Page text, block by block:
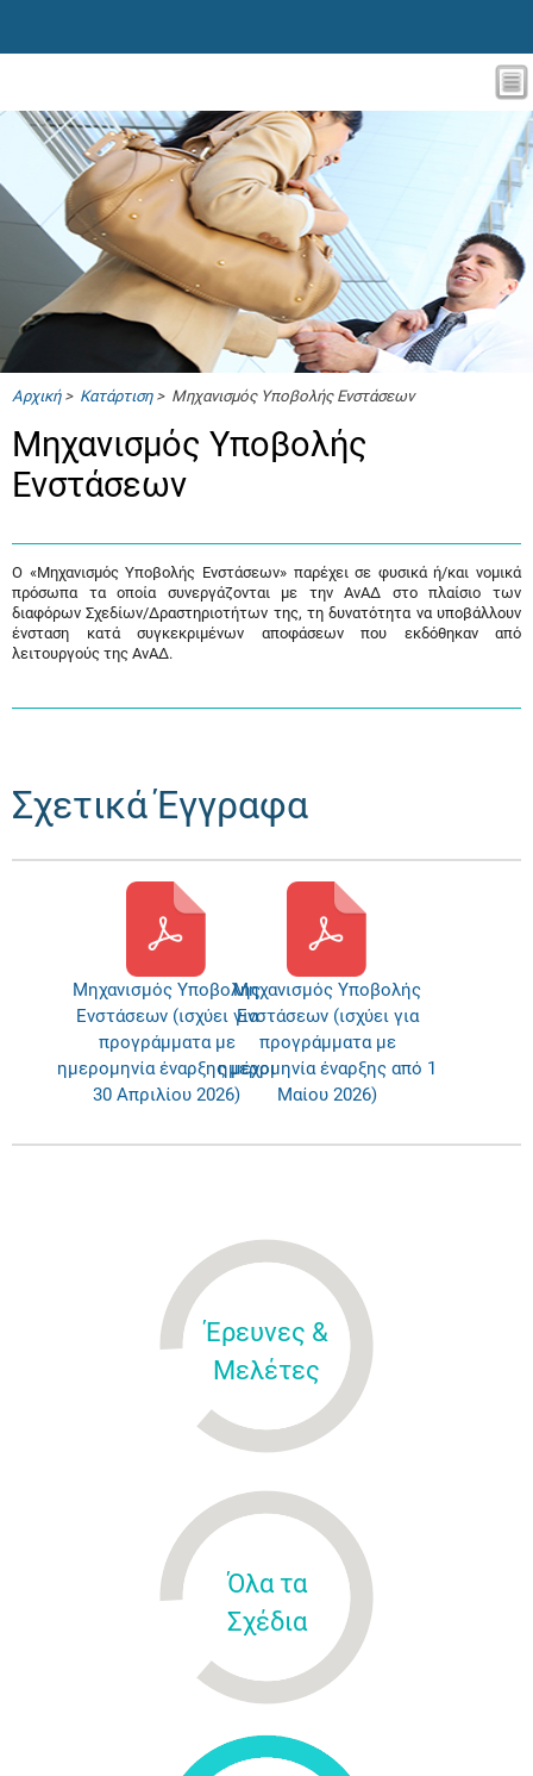
Αρχική> Κατάρτιση> Μηχανισμός Υποβολής Ενστάσεων
Μηχανισμός Υποβολής
Ενστάσεων
Ο «Μηχανισμός Υποβολής Ενστάσεων» παρέχει σε φυσικά ή/και νομικά
πρόσωπα τα οποία συνεργάζονται με την ΑνΑΔ στο πλαίσιο των
διαφόρων Σχεδίων/Δραστηριοτήτων της, τη δυνατότητα να υποβάλλουν
ένσταση κατά συγκεκριμένων αποφάσεων που εκδόθηκαν από
λειτουργούς της ΑνΑΔ.
Σχετικά Έγγραφα
Μηχανισμός Υποβολής
Ενστάσεων (ισχύει για
προγράμματα με
ημερομηνία έναρξης μέχρι
30 Απριλίου 2026)
Μηχανισμός Υποβολής
Ενστάσεων (ισχύει για
προγράμματα με
ημερομηνία έναρξης από 1
Μαίου 2026)
Έρευνες &
Μελέτες
Όλα τα
Σχέδια